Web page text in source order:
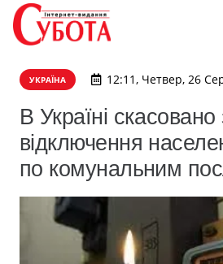
УКРАЇНА 12:11, Четвер, 26
В Україні
відключення
по комунальним